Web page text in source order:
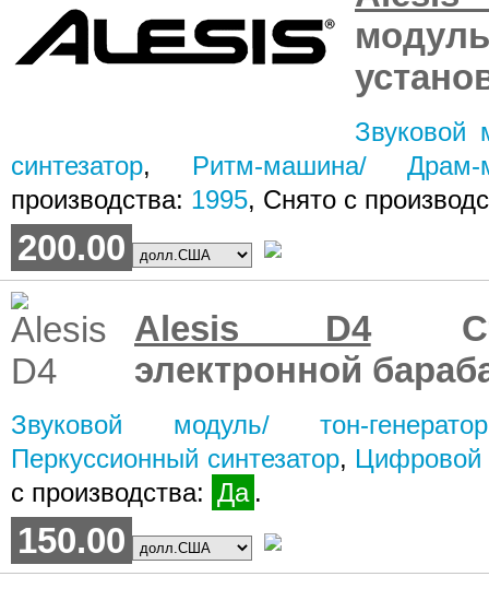
Звуковой
синтезатор, Ритм-машина/ Драм-
производства: 1995, Снято с
200.00
Alesis D4
электронной
Звуковой модуль/ тон-генератор
Перкуссионный синтезатор, Цифровой
с производства: Да .
150.00